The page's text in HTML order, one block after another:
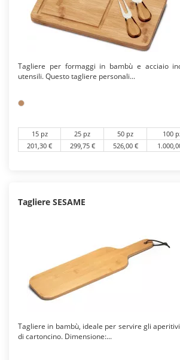
Tagliere per formaggi in bambù e acciaio
utensili. Questo tagliere personali...
15 pz 25 pz 50 pz 100
201,30 €
299,75 € 526,00 €
Tagliere SESAME
Tagliere in bambù, ideale per servire gli
di cartoncino. Dimensione:...